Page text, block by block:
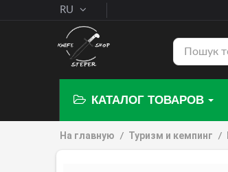
RU
КАТАЛОГ ТОВАРОВ
На главную Туризм и кемпинг